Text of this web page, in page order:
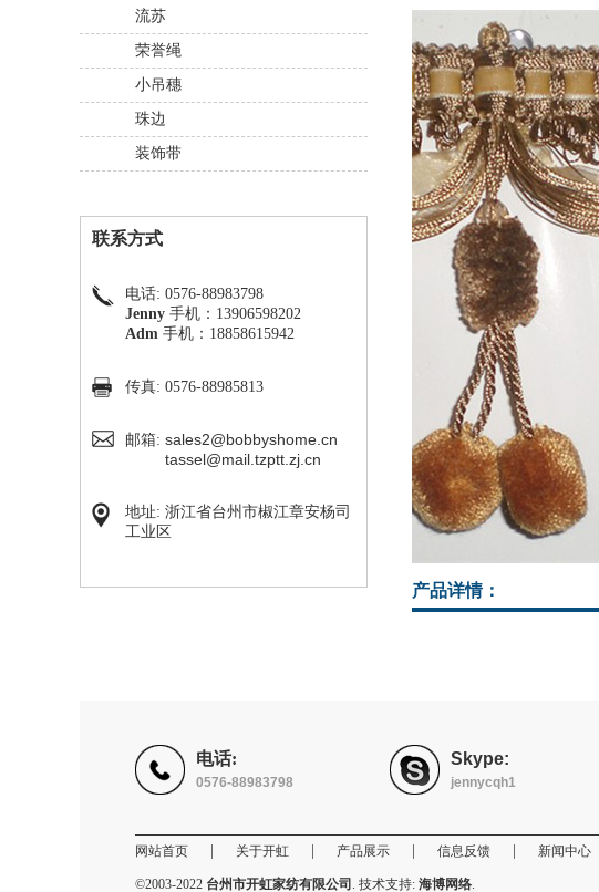
流苏
荣誉绳
小吊穗
珠边
装饰带
联系方式
电话: 0576-88983798
Jenny 手机：13906598202
Adm 手机：18858615942
传真: 0576-88985813
邮箱: sales2@bobbyshome.cn
tassel@mail.tzptt.zj.cn
地址: 浙江省台州市椒江章安杨司
工业区
产品详情：
电话:
0576-88983798
Skype:
jennycqh1
网站首页 关于开虹 产品展示 信息反馈 新闻中心
©2003-2022 台州市开虹家纺有限公司 . 技术支持: 海博网络.